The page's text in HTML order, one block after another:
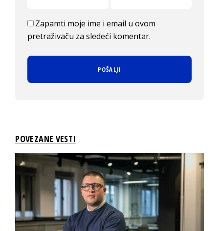
Zapamti moje ime i email u ovom
pretraživaču za sledeći komentar.
POVEZANE VESTI